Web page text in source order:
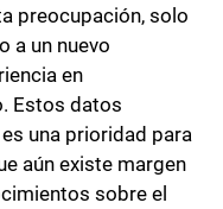
preocupación, solo
a un nuevo
en
Estos datos
una prioridad para
aún existe margen
sobre el